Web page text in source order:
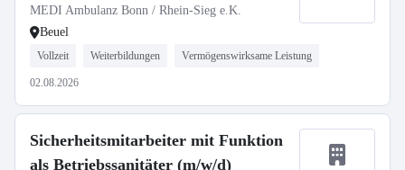
MEDI Ambulanz Bonn / Rhein-Sieg e.K.
Beuel
Vollzeit Weiterbildungen Vermögenswirksame Leistung
02.08.2026
Sicherheitsmitarbeiter mit Funktion
als Betriebssanitäter (m/w/d)